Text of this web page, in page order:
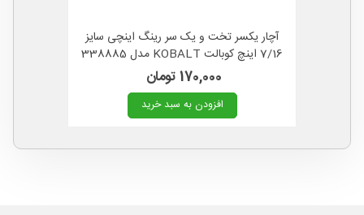
آچار یکسر تخت و یک سر رینگ اینچی سایز
7/16 اینچ کوبالت KOBALT مدل 338885
آمریکا
170,000 تومان
افزودن به سبد خرید